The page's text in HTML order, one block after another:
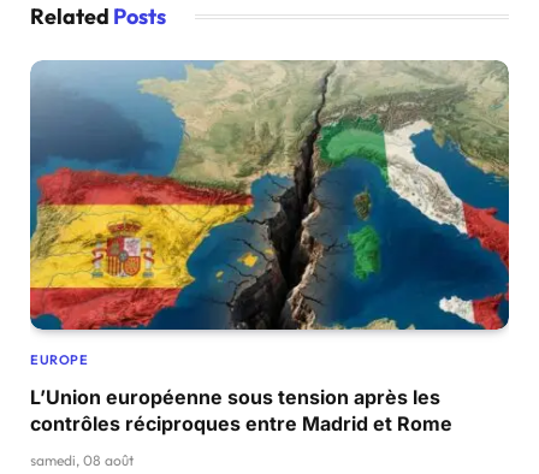
Related Posts
EUROPE
L’Union européenne sous tension après les
contrôles réciproques entre Madrid et Rome
samedi, 08 août